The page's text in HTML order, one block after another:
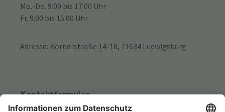
Mo.-Do. 9:00 bis 17:00 Uhr
Fr. 9:00 bis 15:00 Uhr
Adresse: Körnerstraße 14-18, 71634 Ludwigsburg
Kontaktformular